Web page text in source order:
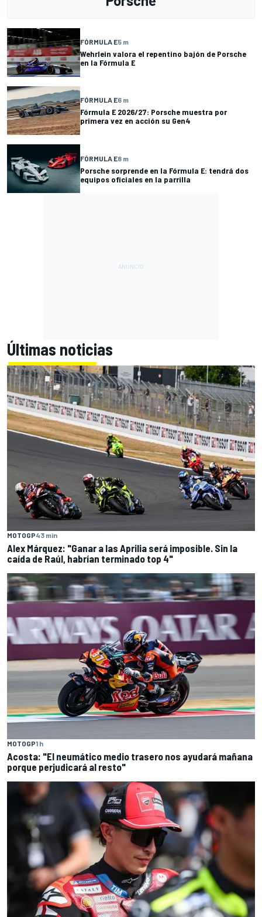
FÓRMULA E5 m
Wehrlein valora el repentino bajón de Porsche
en la Fórmula E
FÓRMULA E6 m
Fórmula E 2026/27: Porsche muestra por
primera vez en acción su Gen4
FÓRMULA E8 m
Porsche sorprende en la Fórmula E: tendrá dos
equipos oficiales en la parrilla
Últimas noticias
MOTOGP43 min
Alex Márquez: "Ganar a las Aprilia será imposible. Sin la
caída de Raúl, habrían terminado top 4"
MOTOGP1 h
Acosta: "El neumático medio trasero nos ayudará mañana
porque perjudicará al resto"